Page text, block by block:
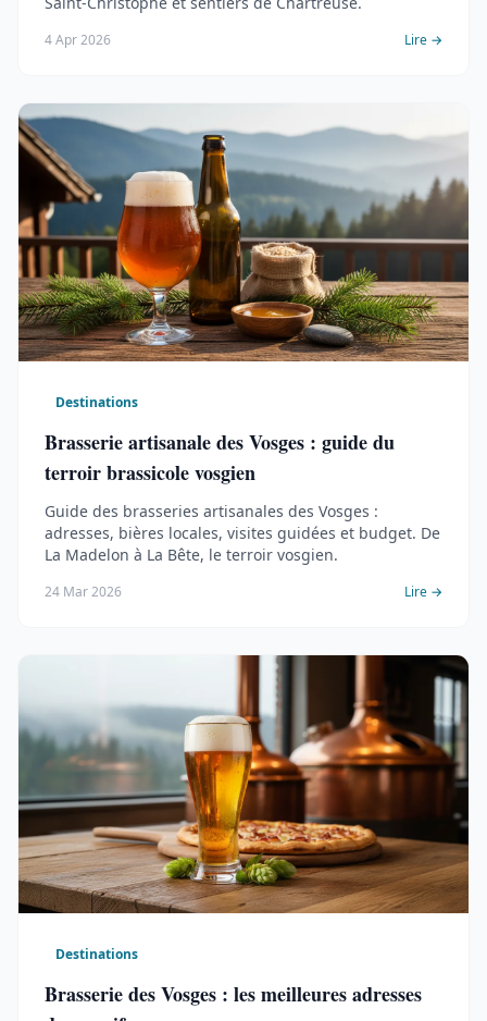
4 Apr 2026 Lire →
Destinations
Brasserie artisanale des Vosges : guide du
terroir brassicole vosgien
Guide des brasseries artisanales des Vosges :
adresses, bières locales, visites guidées et budget. De
La Madelon à La Bête, le terroir vosgien.
24 Mar 2026 Lire →
Destinations
Brasserie des Vosges : les meilleures adresses